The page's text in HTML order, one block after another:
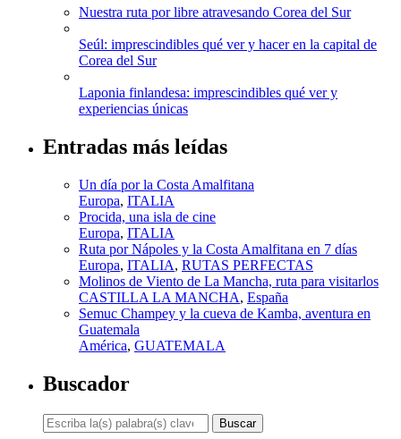
Nuestra ruta por libre atravesando Corea del Sur
Seúl: imprescindibles qué ver y hacer en la capital de
Corea del Sur
Laponia finlandesa: imprescindibles qué ver y
experiencias únicas
Entradas más leídas
Un día por la Costa Amalfitana
Europa, ITALIA
Procida, una isla de cine
Europa, ITALIA
Ruta por Nápoles y la Costa Amalfitana en 7 días
Europa, ITALIA, RUTAS PERFECTAS
Molinos de Viento de La Mancha, ruta para visitarlos
CASTILLA LA MANCHA, España
Semuc Champey y la cueva de Kamba, aventura en
Guatemala
América, GUATEMALA
Buscador